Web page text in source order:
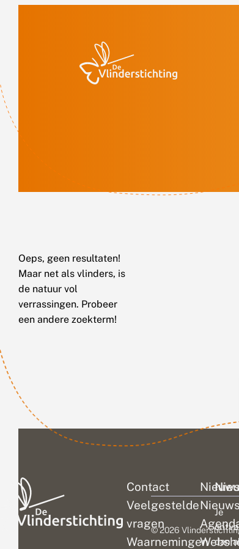
Oeps, geen resultaten!
Maar net als vlinders, is
de natuur vol
verrassingen. Probeer
een andere zoekterm!
Contact
Veelgestelde
vragen
Waarnemingen
Je
dan
© 2026